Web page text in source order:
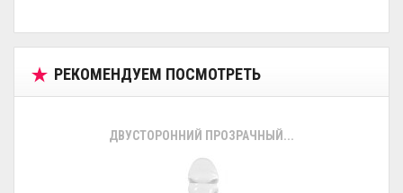
РЕКОМЕНДУЕМ ПОСМОТРЕТЬ
ДВУСТОРОННИЙ ПРОЗРАЧНЫЙ...